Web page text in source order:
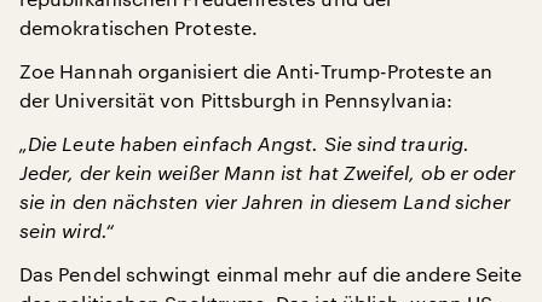
demokratischen Proteste.
Zoe Hannah organisiert die Anti-Trump-Proteste an
der Universität von Pittsburgh in Pennsylvania:
„Die Leute haben einfach Angst. Sie sind traurig.
Jeder, der kein weißer Mann ist hat Zweifel, ob er oder
sie in den nächsten vier Jahren in diesem Land sicher
sein wird.“
Das Pendel schwingt einmal mehr auf die andere Seite